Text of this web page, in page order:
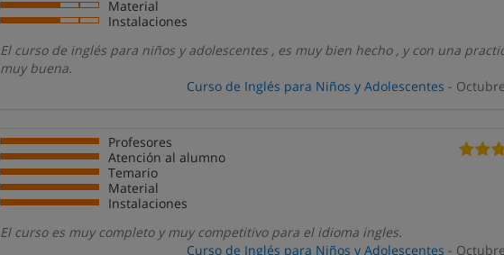
Material
Instalaciones
El curso de inglés para niños y adolescentes , es muy bien hecho , y con una
muy buena.
Curso de Inglés para Niños y Adolescentes -
Profesores
Atención al alumno
Temario
Material
Instalaciones
El curso es muy completo y muy competitivo para el idioma ingles.
Curso de Inglés para Niños y Adolescentes -